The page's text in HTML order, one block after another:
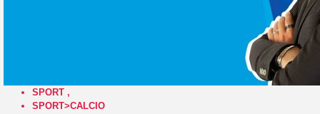
SPORT ,
SPORT>CALCIO